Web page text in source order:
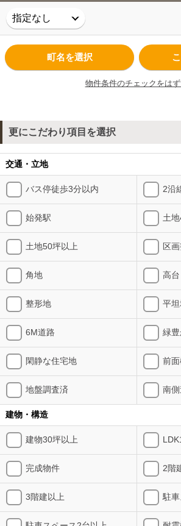
町名を選択
物件条件のチェックをは
更にこだわり項目を選択
交通・立地
バス停徒歩3分以内 2沿
始発駅 土
土地50坪以上 区
角地 高台
整形地 平
6M道路 緑
閑静な住宅地 前
地盤調査済 南
建物・構造
建物30坪以上
完成物件 2階
3階建以上 駐